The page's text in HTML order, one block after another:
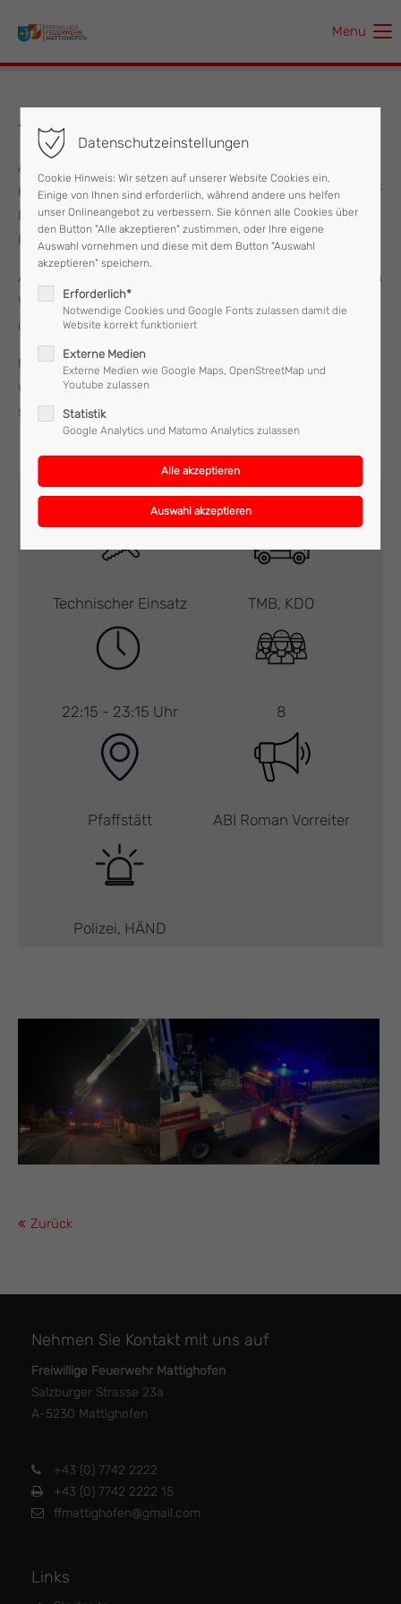
Der Eintrag "offcanvas-col1" existiert leider nicht.
Der Eintrag "offcanvas-col3" existiert leider nicht.
Der Eintrag "offcanvas-col4" existiert leider nicht.
Menu
13.07.2023 Personenbergung
Am Donnerstag, dem 13.07.2023 wurde die
Hubsteigergruppe der FF-Mattighofen um 22:15 Uhr von der
Polizei zur Unterstützung bei einer Personenbergung nach
Pfaffstätt alarmiert.
Aufgrund der beengten und baulichen Verhältnisse in einem
Wohnhaus wurde mittels Hubrettungsgerät die Bergung
über den Balkon vorgenommen.
Nach einer Stunde rückte die Feuerwehr Mattighofen,
welche mit acht Mann und zwei Fahrzeugen im Einsatz
stand, wieder ins Feuerwehrhaus ein.
Technischer Einsatz TMB, KDO
22:15 - 23:15 Uhr 8
Pfaffstätt ABI Roman Vorreiter
Polizei, HÄND
Zurück
Nehmen Sie Kontakt mit uns auf
Freiwillige Feuerwehr Mattighofen
Salzburger Strasse 23a
A-5230 Mattighofen
+43 (0) 7742 2222
+43 (0) 7742 2222 15
ffmattighofen@gmail.com
Links
Datenschutzeinstellungen
Cookie Hinweis: Wir setzen auf unserer Website Cookies ein.
Einige von Ihnen sind erforderlich, während andere uns helfen
unser Onlineangebot zu verbessern. Sie können alle Cookies über
den Button "Alle akzeptieren" zustimmen, oder Ihre eigene
Auswahl vornehmen und diese mit dem Button "Auswahl
akzeptieren" speichern.
Erforderlich*
Notwendige Cookies und Google Fonts zulassen damit die
Website korrekt funktioniert
Externe Medien
Externe Medien wie Google Maps, OpenStreetMap und
Youtube zulassen
Statistik
Google Analytics und Matomo Analytics zulassen